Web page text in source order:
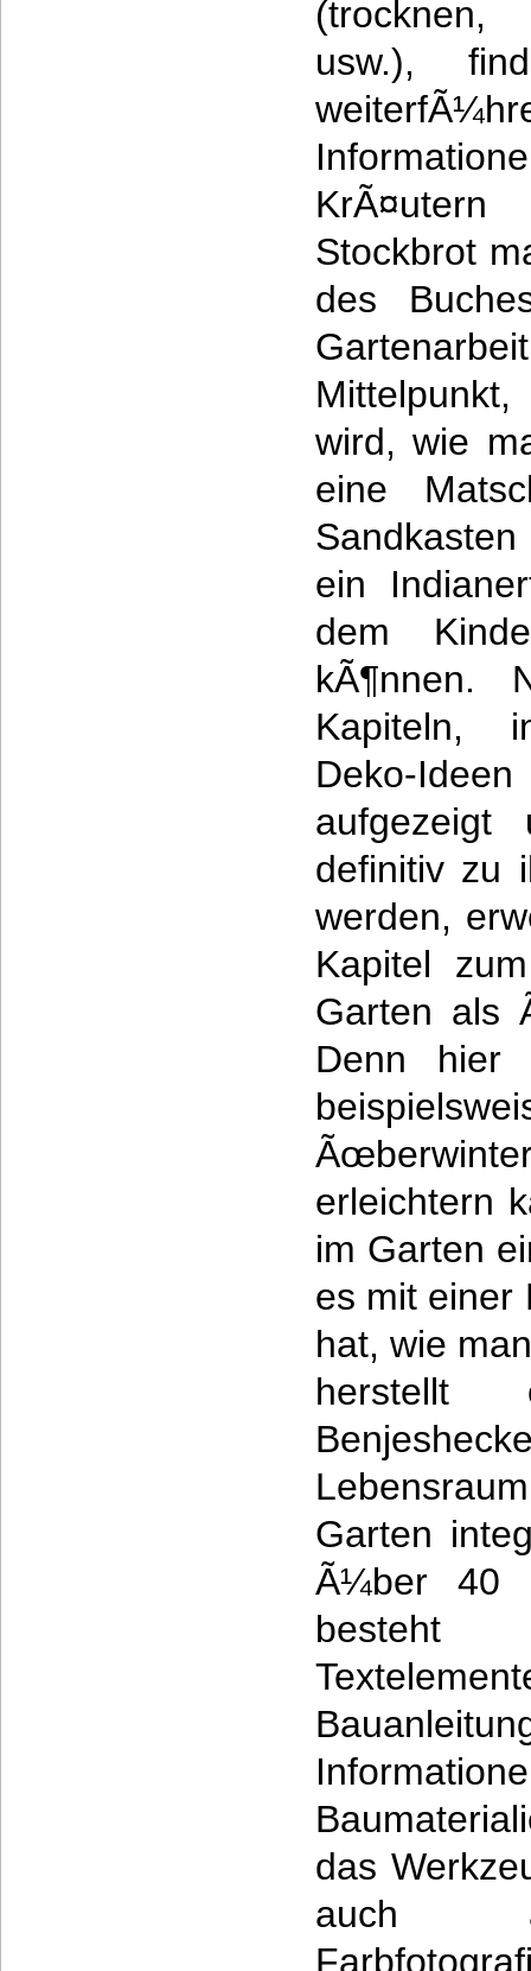
(trocknen,
usw.),
Stockbrot
des
wird, wie
eine
ein
dem
kÃ¶nnen.
Kapiteln,
Deko-
aufgezeigt
definitiv zu
werden,
Kapitel
Garten als
Denn hier
erleichtern
im Garten
es mit einer
hat, wie
Garten
Ã¼ber 40
das
auch